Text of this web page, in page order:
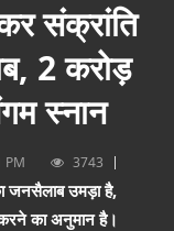
संक्रांति
2 करोड़
स्नान
PM 3743
जनसैलाब उमड़ा है,
का अनुमान है।